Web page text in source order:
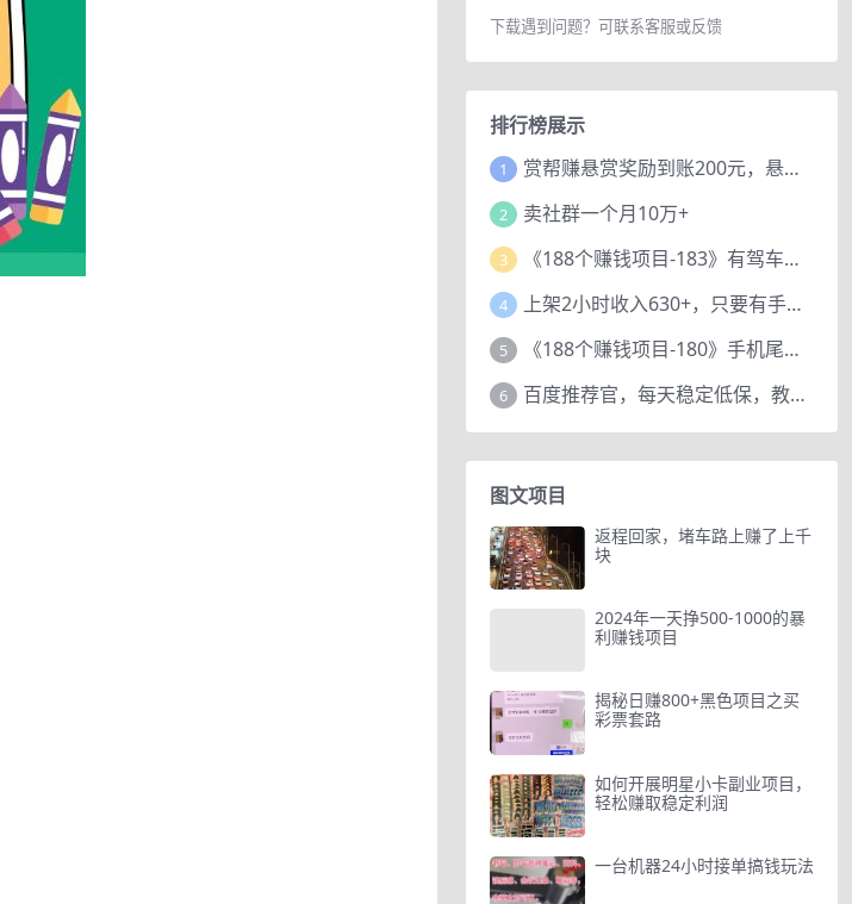
下载遇到问题？可联系客服或反馈
排行榜展示
1 赏帮赚悬赏奖励到账200元，悬赏任务多劳多得，人人可做。
2 卖社群一个月10万+
3 《188个赚钱项目-183》有驾车评项目，动动小手，复制粘贴赚44元！
4 上架2小时收入630+，只要有手就能做的AI搞钱项目，奶奶看完都能学会!
5 《188个赚钱项目-180》手机尾号测试评分项目，短视频直播日赚200+
6 百度推荐官，每天稳定低保，教程赠上
图文项目
返程回家，堵车路上赚了上千
块
2024年一天挣500-1000的暴
利赚钱项目
揭秘日赚800+黑色项目之买
彩票套路
如何开展明星小卡副业项目，
轻松赚取稳定利润
一台机器24小时接单搞钱玩法